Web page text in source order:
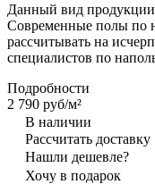
Данный вид
Современные полы по
рассчитывать на
специалистов по
Подробности
2 790 руб/м²
В наличии
Рассчитать доставку
Нашли дешевле?
Хочу в подарок